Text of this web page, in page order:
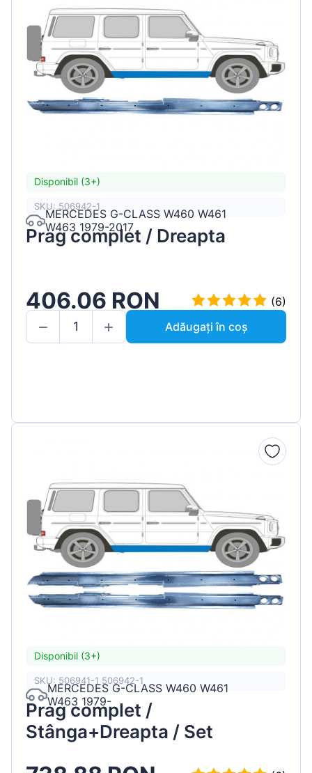
Disponibil (3+)
SKU: 506942-1
MERCEDES G-CLASS W460 W461
W463 1979-2017
Prag complet / Dreapta
406.06 RON
(6)
Adăugați în coș
Disponibil (3+)
SKU: 506941-1 506942-1
MERCEDES G-CLASS W460 W461
W463 1979-
Prag complet /
Stânga+Dreapta / Set